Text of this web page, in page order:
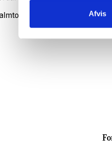
Afvis
11, 1700 København